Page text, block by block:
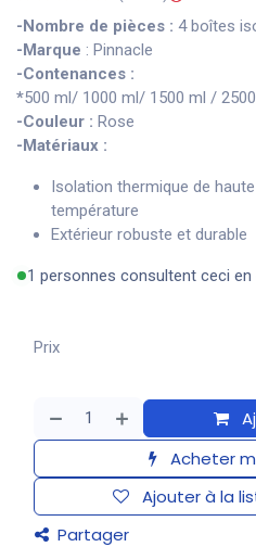
-Nombre de pièces : 4 boîtes
-Marque : Pinnacle
-Contenances :
*500 ml/ 1000 ml/ 1500 ml /
-Couleur : Rose
-Matériaux :
Isolation thermique de
température
Extérieur robuste et durable
1 personnes consultent ceci
Acheter
Ajouter à la
Partager
Prix